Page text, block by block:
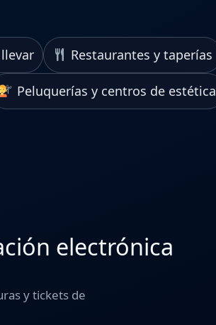
Restaurantes y taperías
Peluquerías y centros de estética
electrónica
y tickets de